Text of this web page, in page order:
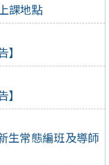
課地點
生常態編班及導師